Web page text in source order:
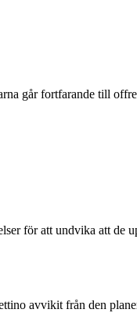
går fortfarande till
för att undvika att de
avvikit från den